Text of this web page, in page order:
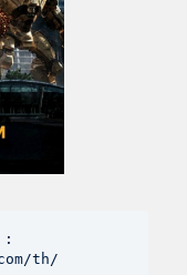
:
th/